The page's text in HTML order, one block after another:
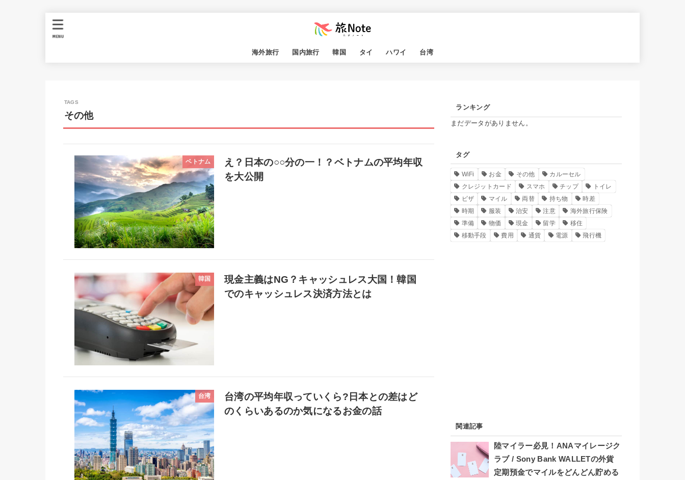
海外旅行 国内旅行 韓国 タイ ハワイ 台湾
MENU
その他
ベトナム
え？日本の○○分の一！？ベトナムの平均年収
を大公開
韓国
現金主義はNG？キャッシュレス大国！韓国
でのキャッシュレス決済方法とは
台湾
台湾の平均年収っていくら?日本との差はど
のくらいあるのか気になるお金の話
ランキング
まだデータがありません。
タグ
WiFi お金 その他
カルーセル
クレジットカード
スマホ チップ
トイレ
ビザ
マイル 両替 持ち物
時差
時期
服装 治安 注意
海外旅行保険
準備
物価 現金 留学
移住
移動手段
費用 通貨 電源 飛行機
関連記事
陸マイラー必見！ANAマイレージク
ラブ / Sony Bank WALLETの外貨
定期預金でマイルをどんどん貯める